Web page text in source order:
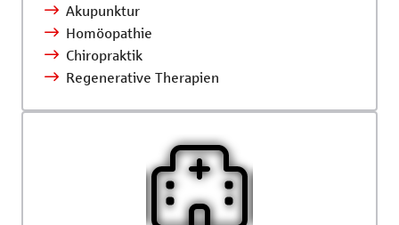
Akupunktur
Homöopathie
Chiropraktik
Regenerative Therapien